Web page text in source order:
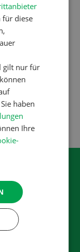
für diese
gilt nur für
haben
Ihre